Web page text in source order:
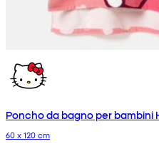
Poncho da bagno per bambini
60 x 120 cm